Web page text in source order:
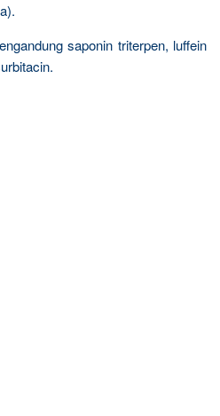
saponin triterpen, luffein